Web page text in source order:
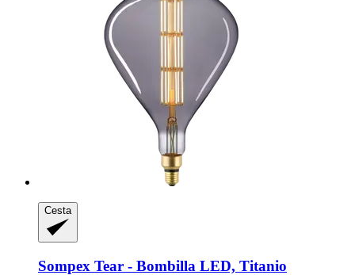
Cesta
Sompex Tear -​ Bombilla LED, Titanio